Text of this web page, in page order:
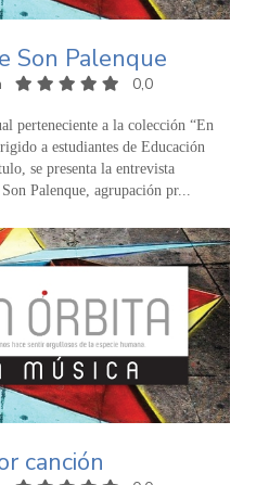
Son Palenque
0,0
perteneciente a la colección “En
a estudiantes de Educación
se presenta la entrevista
Palenque, agrupación pr...
canción